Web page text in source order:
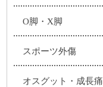
O脚・X脚
スポーツ外傷
オスグット・成長痛